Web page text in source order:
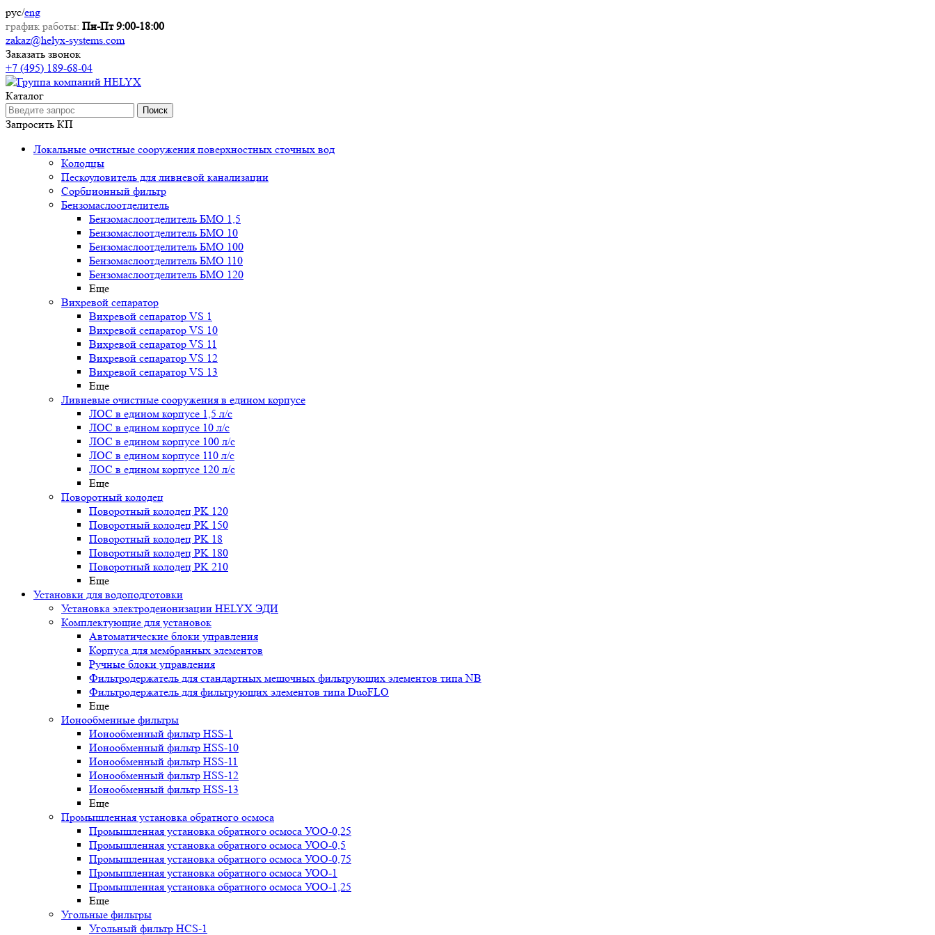
рус/eng
график работы: Пн-Пт 9:00-18:00
zakaz@helyx-systems.com
Заказать звонок
+7 (495) 189-68-04
Каталог
Поиск
Запросить КП
Локальные очистные сооружения поверхностных сточных вод
Колодцы
Пескоуловитель для ливневой канализации
Сорбционный фильтр
Бензомаслоотделитель
Бензомаслоотделитель БМО 1,5
Бензомаслоотделитель БМО 10
Бензомаслоотделитель БМО 100
Бензомаслоотделитель БМО 110
Бензомаслоотделитель БМО 120
Еще
Вихревой сепаратор
Вихревой сепаратор VS 1
Вихревой сепаратор VS 10
Вихревой сепаратор VS 11
Вихревой сепаратор VS 12
Вихревой сепаратор VS 13
Еще
Ливневые очистные сооружения в едином корпусе
ЛОС в едином корпусе 1,5 л/с
ЛОС в едином корпусе 10 л/с
ЛОС в едином корпусе 100 л/с
ЛОС в едином корпусе 110 л/с
ЛОС в едином корпусе 120 л/с
Еще
Поворотный колодец
Поворотный колодец PK 120
Поворотный колодец PK 150
Поворотный колодец PK 18
Поворотный колодец PK 180
Поворотный колодец PK 210
Еще
Установки для водоподготовки
Установка электродеионизации HELYX ЭДИ
Комплектующие для установок
Автоматические блоки управления
Корпуса для мембранных элементов
Ручные блоки управления
Фильтродержатель для стандартных мешочных фильтрующих элементов типа NB
Фильтродержатель для фильтрующих элементов типа DuoFLO
Еще
Ионообменные фильтры
Ионообменный фильтр HSS-1
Ионообменный фильтр HSS-10
Ионообменный фильтр HSS-11
Ионообменный фильтр HSS-12
Ионообменный фильтр HSS-13
Еще
Промышленная установка обратного осмоса
Промышленная установка обратного осмоса УОО-0,25
Промышленная установка обратного осмоса УОО-0,5
Промышленная установка обратного осмоса УОО-0,75
Промышленная установка обратного осмоса УОО-1
Промышленная установка обратного осмоса УОО-1,25
Еще
Угольные фильтры
Угольный фильтр HСS-1